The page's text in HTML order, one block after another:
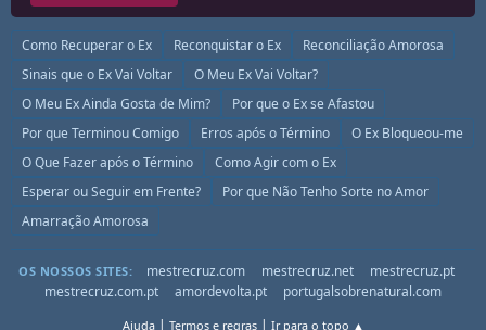
Como Recuperar o Ex Reconquistar o Ex
Reconciliação Amorosa
Sinais que o Ex Vai Voltar
O Meu Ex Vai Voltar?
O Meu Ex Ainda Gosta de Mim?
Por que o Ex se Afastou
Por que Terminou Comigo
Erros após o Término
O Ex Bloqueou-me
O Que Fazer após o Término
Como Agir com o Ex
Esperar ou Seguir em Frente?
Por que Não Tenho Sorte no Amor
Amarração Amorosa
OS NOSSOS SITES: mestrecruz.com mestrecruz.net
mestrecruz.pt
mestrecruz.com.pt
amordevolta.pt portugalsobrenatural.com
Ajuda| Termos e regras| Ir para o topo ▲